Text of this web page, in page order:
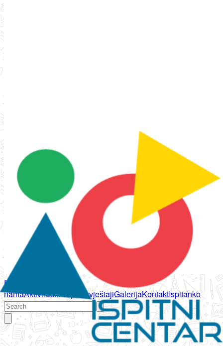
Početna
namaAktivnostiPropisi IzvještajiGalerijaKontaktIspitanko